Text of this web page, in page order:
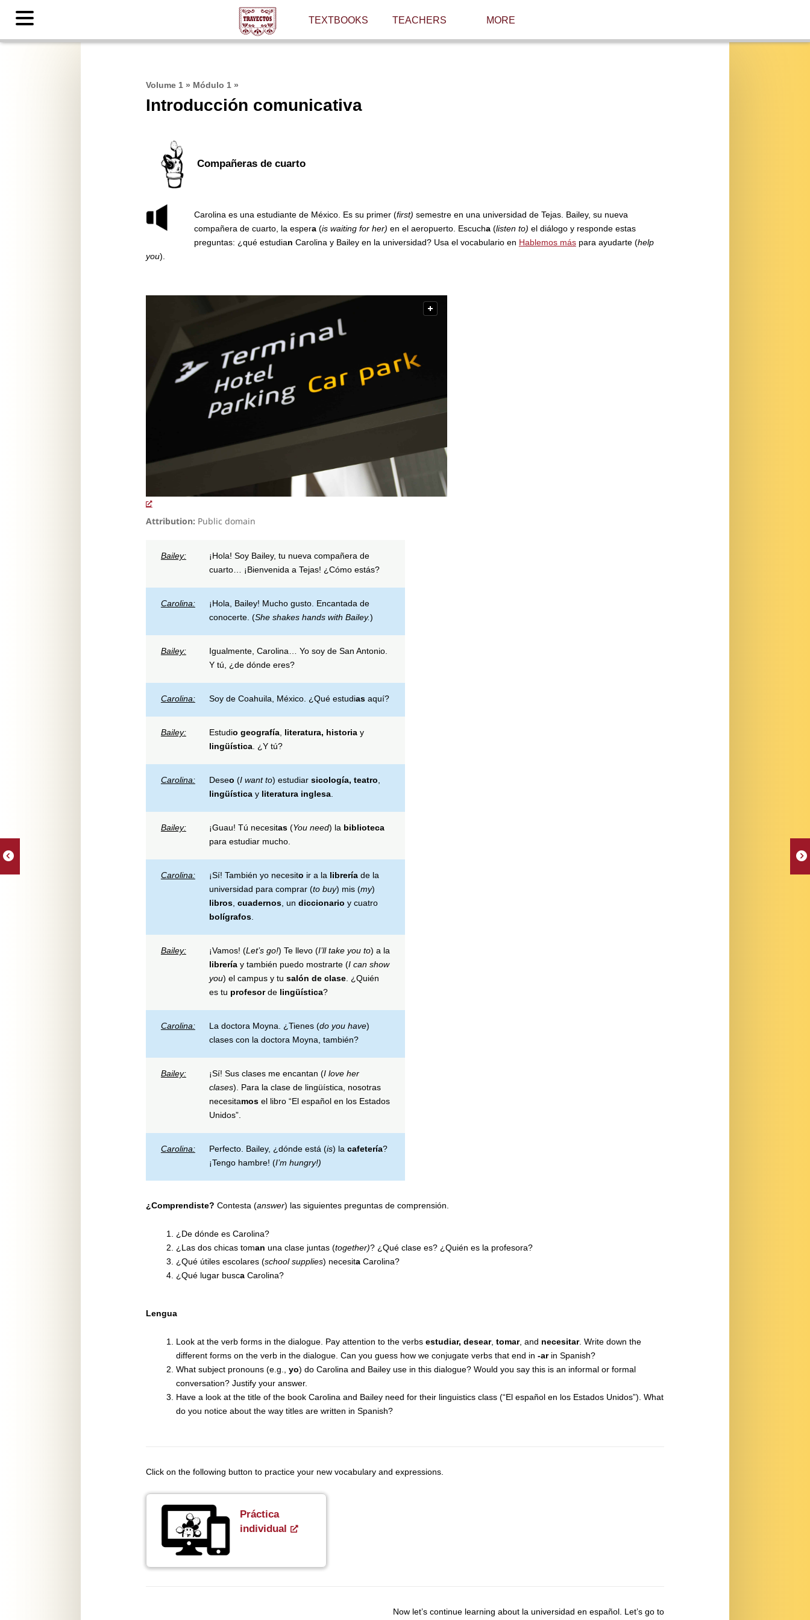
TEXTBOOKS TEACHERS MORE
Volume 1» Módulo 1»
Introducción comunicativa
Compañeras de cuarto
Carolina es una estudiante de México. Es su primer (first) semestre en una universidad de Tejas. Bailey, su nueva
compañera de cuarto, la espera(is waiting for her) en el aeropuerto. Escucha(listen to) el diálogo y responde estas
preguntas: ¿qué estudian Carolina y Bailey en la universidad? Usa el vocabulario en Hablemos máspara ayudarte (help
you).
Attribution: Public domain
Bailey:
¡Hola! Soy Bailey, tu nueva compañera de
cuarto… ¡Bienvenida a Tejas! ¿Cómo estás?
Carolina:
¡Hola, Bailey! Mucho gusto. Encantada de
conocerte. (She shakes hands with Bailey.)
Bailey:
Igualmente, Carolina… Yo soy de San Antonio.
Y tú, ¿de dónde eres?
Carolina: Soy de Coahuila, México. ¿Qué estudiasaquí?
Bailey: Estudio geografía, literatura, historiay
lingüística. ¿Y tú?
Carolina: Deseo (I want to) estudiar sicología, teatro
lingüística yliteratura inglesa.
Bailey: ¡Guau! Tú necesitas(You need) la biblioteca
para estudiar mucho.
Carolina: ¡Sí! También yo necesito ir a la libreríade la
universidad para comprar (to buy) mis (my)
libros, cuadernos, un diccionario y cuatro
bolígrafos.
Bailey: ¡Vamos! (Let’s go!) Te llevo (I’ll take you to) a la
libreríay también puedo mostrarte (I can show
you) el campus y tu salón de clase. ¿Quién
es tu profesorde lingüística?
Carolina: La doctora Moyna. ¿Tienes (do you have)
clases con la doctora Moyna, también?
Bailey: ¡Sí! Sus clases me encantan (I love her
clases). Para la clase de lingüística, nosotras
necesitamosel libro “El español en los Estados
Unidos”.
Carolina: Perfecto. Bailey, ¿dónde está (is) la cafetería?
¡Tengo hambre! (I’m hungry!)
¿Comprendiste? Contesta (answer) las siguientes preguntas de comprensión.
¿De dónde es Carolina?
¿Las dos chicas toman una clase juntas (together)? ¿Qué clase es? ¿Quién es la profesora?
¿Qué útiles escolares (school supplies) necesitaCarolina?
¿Qué lugar buscaCarolina?
Lengua
Look at the verb forms in the dialogue. Pay attention to the verbs estudiar, desear, tomar, and necesitar. Write down the
different forms on the verb in the dialogue. Can you guess how we conjugate verbs that end in -arin Spanish?
What subject pronouns (e.g., yo) do Carolina and Bailey use in this dialogue? Would you say this is an informal or formal
conversation? Justify your answer.
Have a look at the title of the book Carolina and Bailey need for their linguistics class (“El español en los Estados Unidos”). What
do you notice about the way titles are written in Spanish?
Click on the following button to practice your new vocabulary and expressions.
Práctica
individual
Now let’s continue learning about la universidad en español. Let’s go to